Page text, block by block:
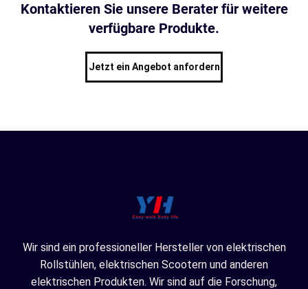
Kontaktieren Sie unsere Berater für weitere
verfügbare Produkte.
Jetzt ein Angebot anfordern
Wir sind ein professioneller Hersteller von elektrischen
Rollstühlen, elektrischen Scootern und anderen
elektrischen Produkten. Wir sind auf die Forschung,